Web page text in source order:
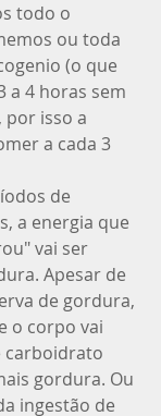
todo o
ou toda
(o que
a 4 horas sem
isso a
a cada 3
a energia que
vai ser
Apesar de
de gordura,
o corpo vai
carboidrato
gordura. Ou
ingestão de